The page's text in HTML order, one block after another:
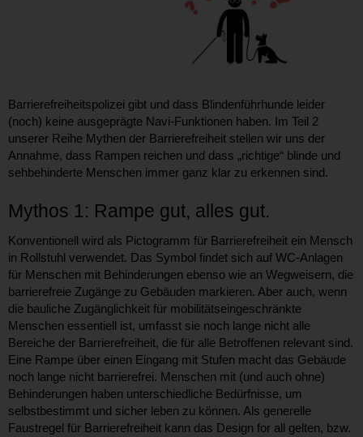
Barrierefreiheitspolizei gibt und dass Blindenführhunde leider
(noch) keine ausgeprägte Navi-Funktionen haben. Im Teil 2
unserer Reihe Mythen der Barrierefreiheit stellen wir uns der
Annahme, dass Rampen reichen und dass „richtige“ blinde und
sehbehinderte Menschen immer ganz klar zu erkennen sind.
Mythos 1: Rampe gut, alles gut.
Konventionell wird als Pictogramm für Barrierefreiheit ein Mensch
in Rollstuhl verwendet. Das Symbol findet sich auf WC-Anlagen
für Menschen mit Behinderungen ebenso wie an Wegweisern, die
barrierefreie Zugänge zu Gebäuden markieren. Aber auch, wenn
die bauliche Zugänglichkeit für mobilitätseingeschränkte
Menschen essentiell ist, umfasst sie noch lange nicht alle
Bereiche der Barrierefreiheit, die für alle Betroffenen relevant sind.
Eine Rampe über einen Eingang mit Stufen macht das Gebäude
noch lange nicht barrierefrei. Menschen mit (und auch ohne)
Behinderungen haben unterschiedliche Bedürfnisse, um
selbstbestimmt und sicher leben zu können. Als generelle
Faustregel für Barrierefreiheit kann das Design for all gelten, bzw.